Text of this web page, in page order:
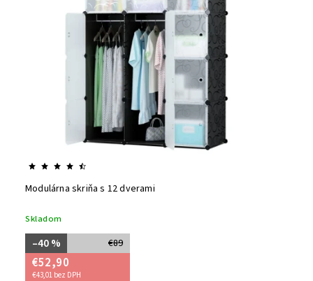
Modulárna skriňa s 12 dverami
Skladom
€89
–40 %
€52,90
€43,01 bez DPH